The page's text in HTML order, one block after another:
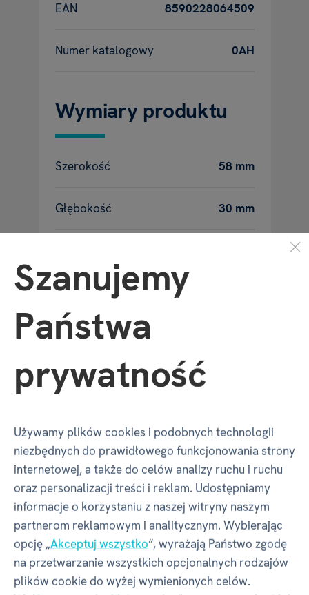
EAN 8590228064509
Numer katalogowy 0AH
Wymiary produktu
Szerokość 58 mm
Głębokość 30 mm
Waga
Czy masz doświadczenie z tym towarem?
Napisz recenzję, aby pomóc innym wybrać.
Przejrzyj zasady
NAPISZ RECENZJĘ
Szanujemy
Państwa
prywatność
Używamy plików cookies i podobnych technologii
niezbędnych do prawidłowego funkcjonowania strony
internetowej, a także do celów analizy ruchu i ruchu
oraz personalizacji treści i reklam. Udostępniamy
informacje o korzystaniu z naszej witryny naszym
partnerom reklamowym i analitycznym. Wybierając
opcję „Akceptuj wszystko“, wyrażają Państwo zgodę
na przetwarzanie wszystkich opcjonalnych rodzajów
plików cookie do wyżej wymienionych celów.